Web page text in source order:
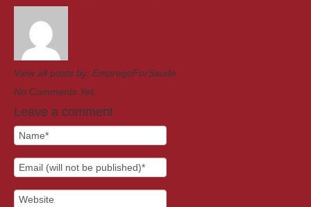
View all posts by: EmpregoForSaude
No Comments Yet.
Leave a comment